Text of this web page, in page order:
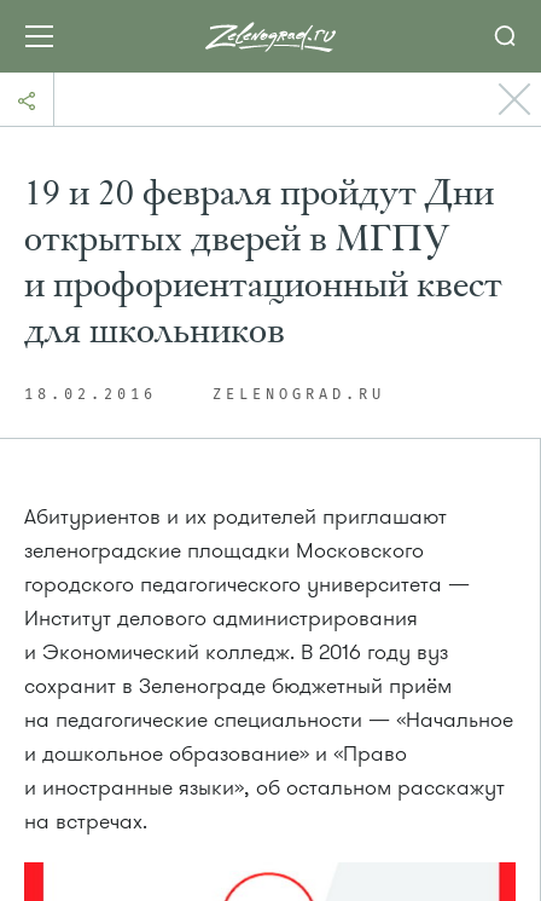
19 и 20 февраля пройдут Дни
открытых дверей в МГПУ
и профориентационный квест
для школьников
18.02.2016 ZELENOGRAD.RU
Абитуриентов и их родителей приглашают
зеленоградские площадки Московского
городского педагогического университета —
Институт делового администрирования
и Экономический колледж. В 2016 году вуз
сохранит в Зеленограде бюджетный приём
на педагогические специальности — «Начальное
и дошкольное образование» и «Право
и иностранные языки», об остальном расскажут
на встречах.